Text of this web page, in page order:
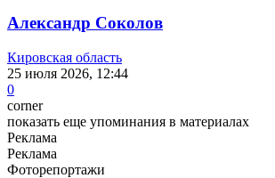
Александр Соколов
Кировская область
25 июля 2026, 12:44
0
corner
показать еще упоминания в материалах
Реклама
Реклама
Фоторепортажи